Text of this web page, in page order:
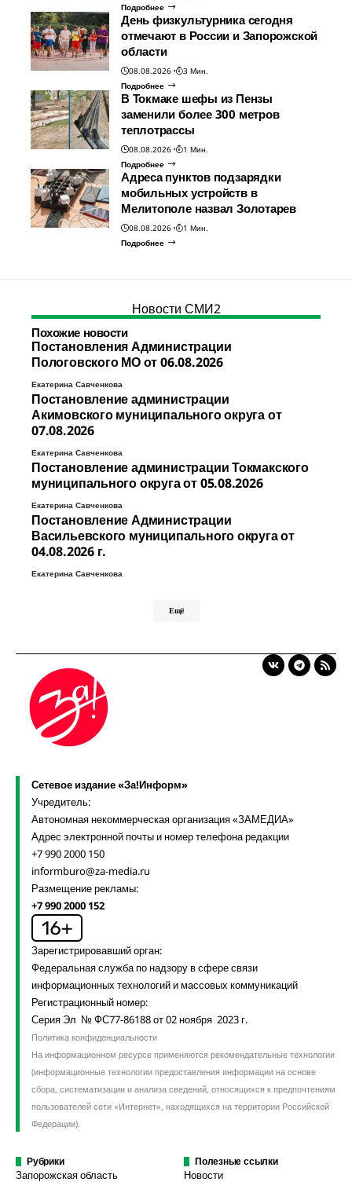
Подробнее
День физкультурника сегодня
отмечают в России и Запорожской
области
08.08.2026
3 Мин.
Подробнее
В Токмаке шефы из Пензы
заменили более 300 метров
теплотрассы
08.08.2026
1 Мин.
Подробнее
Адреса пунктов подзарядки
мобильных устройств в
Мелитополе назвал Золотарев
08.08.2026
1 Мин.
Подробнее
Новости СМИ2
Похожие новости
Постановления Администрации
Пологовского МО от 06.08.2026
Екатерина Савченкова
Постановление администрации
Акимовского муниципального округа от
07.08.2026
Екатерина Савченкова
Постановление администрации Токмакского
муниципального округа от 05.08.2026
Екатерина Савченкова
Постановление Администрации
Васильевского муниципального округа от
04.08.2026 г.
Екатерина Савченкова
Ещё
Сетевое издание «За!Информ»
Учредитель:
Автономная некоммерческая организация «ЗАМЕДИА»
Адрес электронной почты и номер телефона редакции
+7 990 2000 150
informburo@za-media.ru
Размещение рекламы:
+7 990 2000 152
Зарегистрировавший орган:
Федеральная служба по надзору в сфере связи
информационных технологий и массовых коммуникаций
Регистрационный номер:
Серия Эл № ФС77-86188 от 02 ноября 2023 г.
Политика конфиденциальности
На информационном ресурсе применяются рекомендательные технологии
(информационные технологии предоставления информации на основе
сбора, систематизации и анализа сведений, относящихся к предпочтениям
пользователей сети «Интернет», находящихся на территории Российской
Федерации).
Рубрики
Запорожская область
Полезные ссылки
Новости